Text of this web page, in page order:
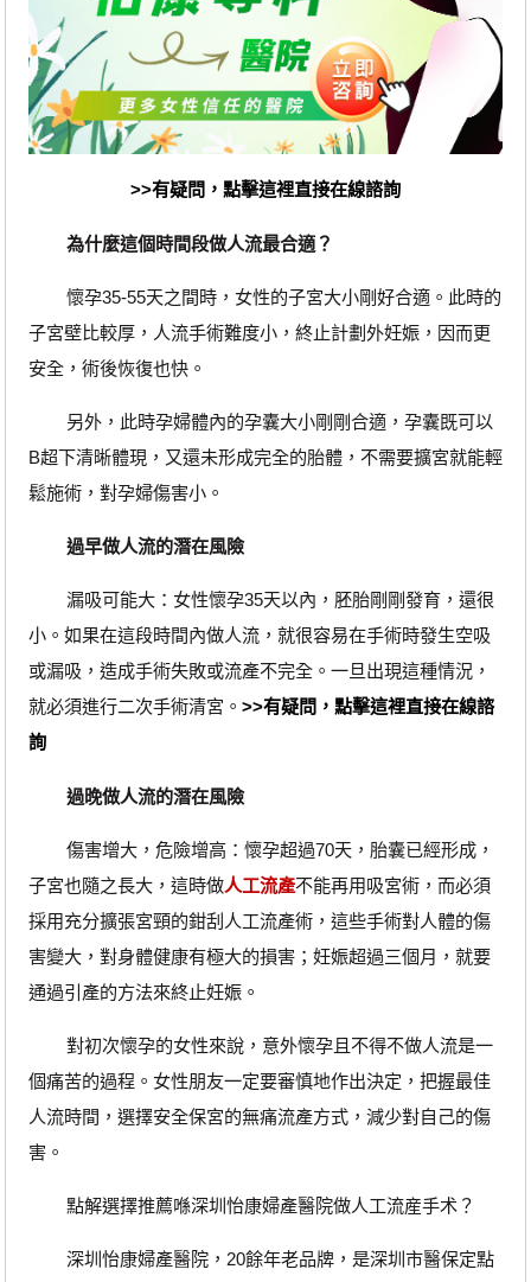
>>有疑問，點擊這裡直接在線諮詢
為什麼這個時間段做人流最合適？
懷孕35-55天之間時，女性的子宮大小剛好合適。此時的
子宮壁比較厚，人流手術難度小，終止計劃外妊娠，因而更
安全，術後恢復也快。
另外，此時孕婦體內的孕囊大小剛剛合適，孕囊既可以
B超下清晰體現，又還未形成完全的胎體，不需要擴宮就能輕
鬆施術，對孕婦傷害小。
過早做人流的潛在風險
漏吸可能大：女性懷孕35天以內，胚胎剛剛發育，還很
小。如果在這段時間內做人流，就很容易在手術時發生空吸
或漏吸，造成手術失敗或流產不完全。一旦出現這種情況，
就必須進行二次手術清宮。 >>有疑問，點擊這裡直接在線諮
詢
過晚做人流的潛在風險
傷害增大，危險增高：懷孕超過70天，胎囊已經形成，
子宮也隨之長大，這時做人工流產不能再用吸宮術，而必須
採用充分擴張宮頸的鉗刮人工流產術，這些手術對人體的傷
害變大，對身體健康有極大的損害；妊娠超過三個月，就要
通過引產的方法來終止妊娠。
對初次懷孕的女性來說，意外懷孕且不得不做人流是一
個痛苦的過程。女性朋友一定要審慎地作出決定，把握最佳
人流時間，選擇安全保宮的無痛流產方式，減少對自己的傷
害。
點解選擇推薦喺深圳怡康婦產醫院做人工流産手术？
深圳怡康婦產醫院，20餘年老品牌，是深圳市醫保定點